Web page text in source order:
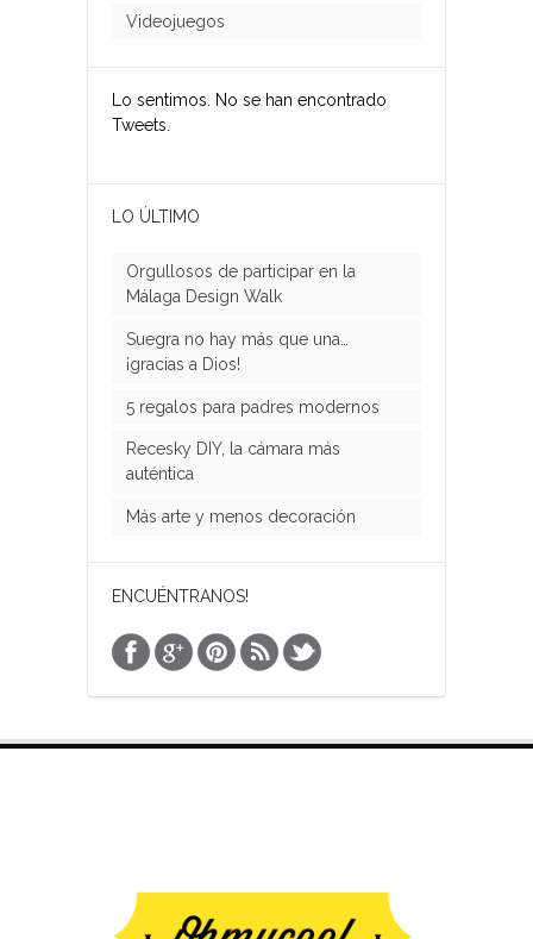
Videojuegos
Lo sentimos. No se han encontrado
Tweets.
LO ÚLTIMO
Orgullosos de participar en la
Málaga Design Walk
Suegra no hay más que una…
¡gracias a Dios!
5 regalos para padres modernos
Recesky DIY, la cámara más
auténtica
Más arte y menos decoración
ENCUÉNTRANOS!